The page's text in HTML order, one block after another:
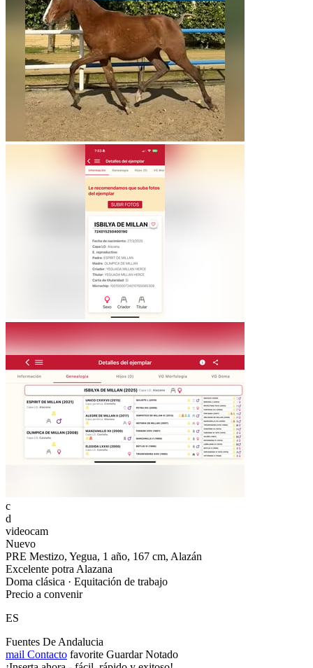
c
d
videocam
Nuevo
PRE Mestizo, Yegua, 1 año, 167 cm, Alazán
Excelente potra Alazana
Doma clásica · Equitación de trabajo
Precio a convenir
ES
Fuentes De Andalucia
mail Contacto favorite Guardar Notado